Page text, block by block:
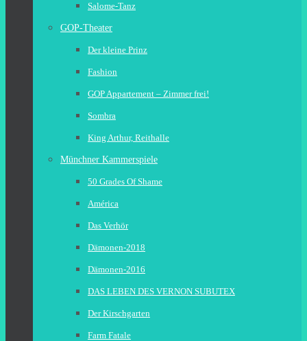
Salome-Tanz
GOP-Theater
Der kleine Prinz
Fashion
GOP Appartement – Zimmer frei!
Sombra
King Arthur, Reithalle
Münchner Kammerspiele
50 Grades Of Shame
América
Das Verhör
Dämonen-2018
Dämonen-2016
DAS LEBEN DES VERNON SUBUTEX
Der Kirschgarten
Farm Fatale